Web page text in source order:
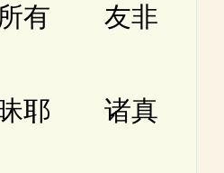
有 友非
耶 诸真